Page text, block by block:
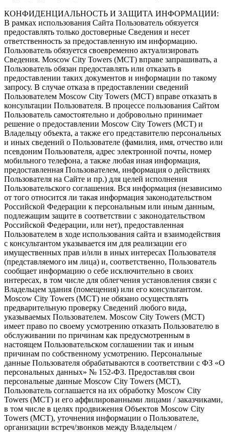
КОНФИДЕНЦИАЛЬНОСТЬ И ЗАЩИТА ИНФОРМАЦИИ:
В рамках использования Сайта Пользователь обязуется
предоставлять только достоверные Сведения и несет
ответственность за предоставленную им информацию.
Пользователь обязуется своевременно актуализировать
Сведения. Moscow City Towers (МСТ) вправе запрашивать, а
Пользователь обязан предоставлять или отказать в
предоставлении таких документов и информации по такому
запросу. В случае отказа в предоставлении сведений
Пользователем Moscow City Towers (МСТ) вправе отказать в
консультации Пользователя. В процессе пользования Сайтом
Пользователь самостоятельно и добровольно принимает
решение о предоставлении Moscow City Towers (МСТ) и
Владельцу объекта, а также его представителю персональных
и иных сведений о Пользователе (фамилия, имя, отчество или
псевдоним Пользователя, адрес электронной почты, номер
мобильного телефона, а также любая иная информация,
предоставленная Пользователем, информация о действиях
Пользователя на Сайте и пр.) для целей исполнения
Пользовательского соглашения. Вся информация (независимо
от того относится ли такая информация законодательством
Российской Федерации к персональным или иным данным,
подлежащим защите в соответствии с законодательством
Российской Федерации, или нет), предоставленная
Пользователем в ходе использования сайта и взаимодействия
с консультантом указывается им для реализации его
имущественных прав и/или в иных интересах Пользователя
(представляемого им лица) и, соответственно, Пользователь
сообщает информацию о себе исключительно в своих
интересах, в том числе для облегчения установления связи с
Владельцем здания (помещения) или его консультантом.
Moscow City Towers (МСТ) не обязано осуществлять
предварительную проверку Сведений любого вида,
указываемых Пользователем. Moscow City Towers (МСТ)
имеет право по своему усмотрению отказать Пользователю в
обслуживании по причинам как предусмотренным в
настоящем Пользовательском соглашении так и иным
причинам по собственному усмотрению. Персональные
данные Пользователя обрабатываются в соответствии с ФЗ «О
персональных данных» № 152-ФЗ. Предоставляя свои
персональные данные Moscow City Towers (МСТ),
Пользователь соглашается на их обработку Moscow City
Towers (МСТ) и его аффилированными лицами / заказчиками,
в том числе в целях продвижения Объектов Moscow City
Towers (МСТ), уточнения информации о Пользователе,
организации встреч/звонков между Владельцем /